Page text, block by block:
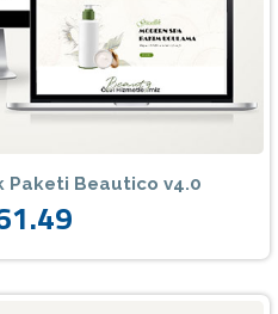
Paketi Beautico v4.0